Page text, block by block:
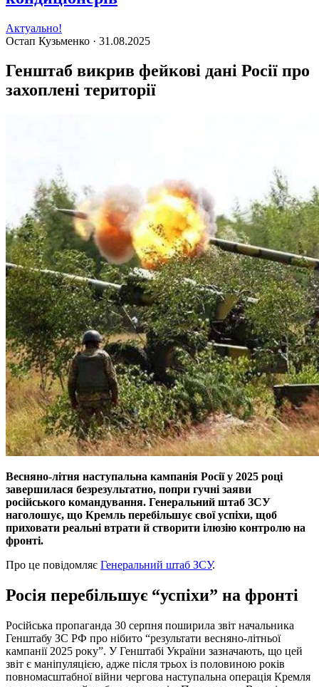
Актуально!
Остап Кузьменко · 31.08.2025
Генштаб викрив фейкові дані Росії про
захоплені території
Весняно-літня наступальна кампанія Росії у 2025 році
завершилася безрезультатно, попри гучні заяви
російського командування. Генеральний штаб ЗСУ
наголошує, що Кремль перебільшує свої успіхи, щоб
приховати реальні втрати й створити ілюзію контролю на
фронті.
Про це повідомляє Генеральний штаб ЗСУ.
Росія перебільшує “успіхи” на фронті
Російська пропаганда 30 серпня поширила звіт начальника
Генштабу ЗС РФ про нібито “результати весняно-літньої
кампанії 2025 року”. У Генштабі України зазначають, що цей
звіт є маніпуляцією, адже після трьох із половиною років
повномасштабної війни чергова наступальна операція Кремля